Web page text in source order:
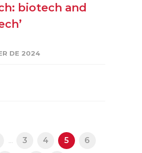
biotech and
DE 2024
... 3 4 5
6